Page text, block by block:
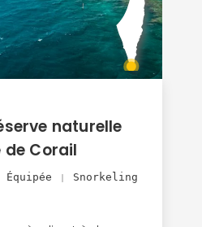
naturelle
Corail
Équipée Snorkeling